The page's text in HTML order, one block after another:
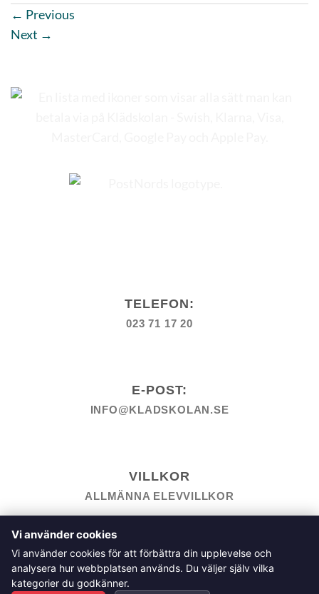
← Previous
Next →
TELEFON:
023 71 17 20
E-POST:
INFO@KLADSKOLAN.SE
VILLKOR
ALLMÄNNA ELEVVILLKOR
TILL KASSAN VARUKORG
HEMSIDEPOLICY
COOKIEPOLICY
INTEGRITETSPOLICY
ALLMÄNNA FRÅGOR OM VÅRA KURSER I SÖMNAD OCH
TILLSKÄRNING
Vi använder cookies
Vi använder cookies för att förbättra din upplevelse och
analysera hur webbplatsen används. Du väljer själv vilka
kategorier du godkänner.